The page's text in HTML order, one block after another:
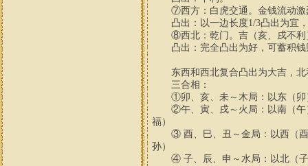
⑦西方：白虎交通。金钱流动激
凸出：以一边长度1/3凸出为宜，
⑧西北：乾门。吉（亥、戌不利
凸出：完全凸出为好，可蓄积钱
东西和西北复合凸出为大吉，北
三合相：
①卯、亥、未～木局：以东（卯）
②午、寅、戌～火局：以南（午）
福）
③ 酉、巳、丑～金局：以西（酉
孙）
④ 子、辰、申～水局：以北（子